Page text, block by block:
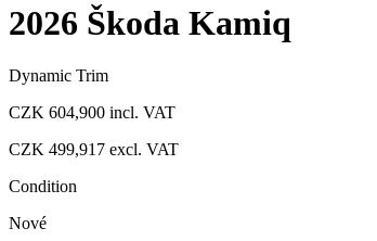
2026 Škoda Kamiq
Dynamic Trim
CZK 604,900 incl. VAT
CZK 499,917 excl. VAT
Condition
Nové